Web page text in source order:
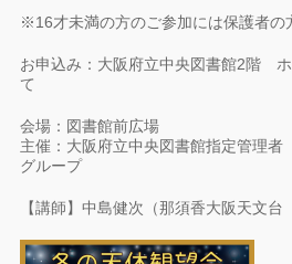
※16才未満の方のご参加には保護者の
お申込み：大阪府立中央図書館2階
て
会場：図書館前広場
主催：大阪府立中央図書館指定管理
グループ
【講師】中島健次（那須香大阪天文台